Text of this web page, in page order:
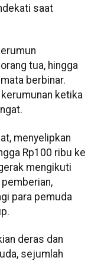
saat
tua, hingga
berbinar.
ketika
menyelipkan
Rp100 ribu ke
mengikuti
para pemuda
deras dan
sejumlah